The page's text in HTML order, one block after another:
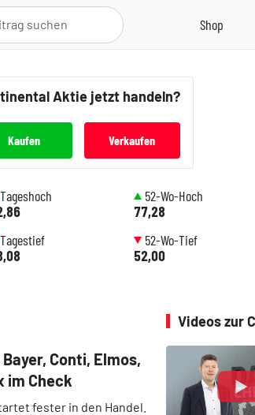
Aktie jetzt handeln?
Kaufen Verkaufen
Tageshoch
Tagestief
52-Wo-Hoch
77,28
52-Wo-Tief
52,00
Conti, Elmos,
im Check
fester in den Handel.
Videos zur